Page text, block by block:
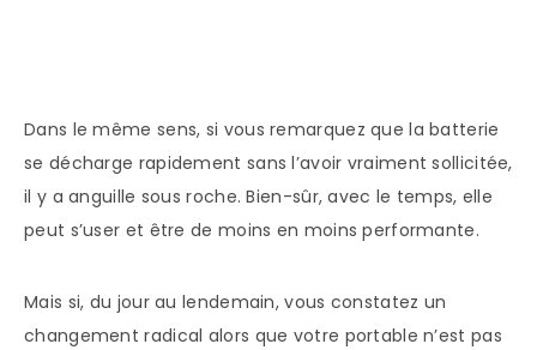
Dans le même sens, si vous remarquez que la batterie
se décharge rapidement sans l’avoir vraiment sollicitée,
il y a anguille sous roche. Bien-sûr, avec le temps, elle
peut s’user et être de moins en moins performante.
Mais si, du jour au lendemain, vous constatez un
changement radical alors que votre portable n’est pas